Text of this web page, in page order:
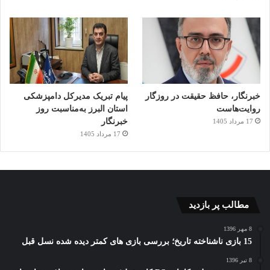
با توجه به پیشرفت قابل توجه پلتفرم تانگو، می
توان پتانسیل زیادی را برای فناوری واقعیت
افزوده در محیط های آموزشی، حوزه گردشگری،
بازاریابی و تبلیغات، خرده فروشی و غیره متصور
شد.
نمایشگرهای سازگار پذیر (نرخ رفرش متغیر)
اگر بخواهیم واقعیت افزوده و مجازی اوج بگیرند، به نمایشگرهایی با
خبرنگار، حافظ حقیقت در روزگار
روایت‌هاست
17 مرداد 1405
پیام تبریک مدیرکل دامپزشکی
استان البرز به‌مناسبت روز
خبرنگار
17 مرداد 1405
مطالب پر بازدید
8 مهر 1396
15 بازی ناشناخته تاریخ؛ بررسی بازی های کمتر دیده شده نسل قبل
8 تیر 1396